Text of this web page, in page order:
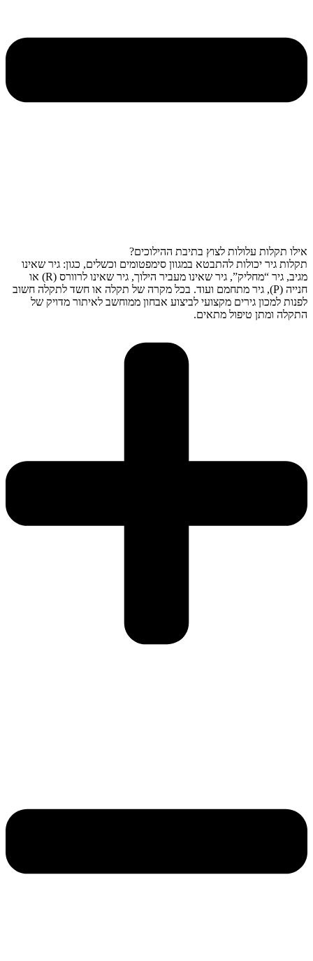
אילו תקלות עלולות לצוץ בתיבת ההילוכים?
תקלות גיר יכולות להתבטא במגוון סימפטומים וכשלים, כגון: גיר שאינו
מגיב, גיר “מחליק”, גיר שאינו מעביר הילוך, גיר שאינו לרוורס (R) או
חנייה (P), גיר מתחמם ועוד. בכל מקרה של תקלה או חשד לתקלה חשוב
לפנות למכון גירים מקצועי לביצוע אבחון ממוחשב לאיתור מדויק של
התקלה ומתן טיפול מתאים.